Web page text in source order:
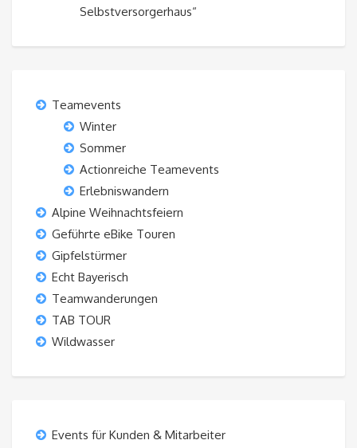
Selbstversorgerhaus“
Teamevents
Winter
Sommer
Actionreiche Teamevents
Erlebniswandern
Alpine Weihnachtsfeiern
Geführte eBike Touren
Gipfelstürmer
Echt Bayerisch
Teamwanderungen
TAB TOUR
Wildwasser
Events für Kunden & Mitarbeiter